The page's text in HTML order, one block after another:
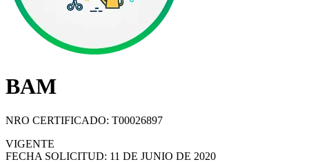
BAM
NRO CERTIFICADO: T00026897
VIGENTE
FECHA SOLICITUD: 11 DE JUNIO DE 2020